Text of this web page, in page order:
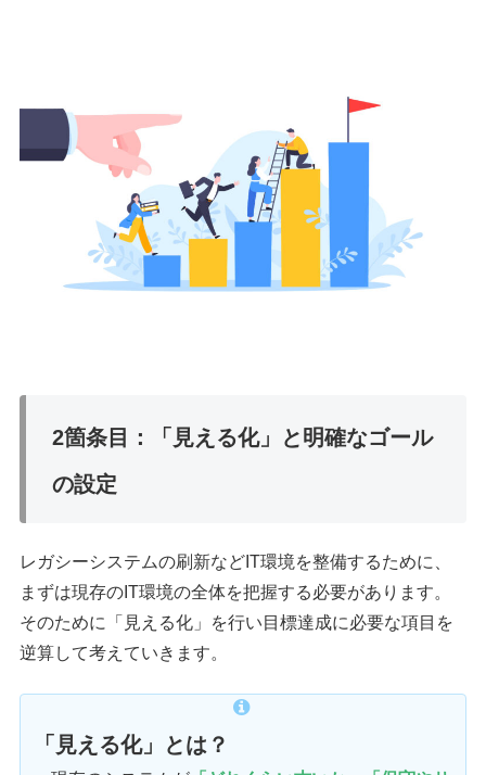
2箇条目：「見える化」と明確なゴール
の設定
レガシーシステムの刷新などIT環境を整備するために、
まずは現存のIT環境の全体を把握する必要があります。
そのために「見える化」を行い目標達成に必要な項目を
逆算して考えていきます。
「見える化」とは？